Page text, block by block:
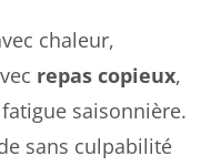
chaleur,
repas copieux,
saisonnière.
sans culpabilité